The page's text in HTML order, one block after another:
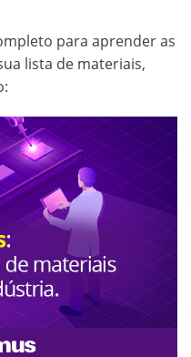
para aprender as
lista de materiais,